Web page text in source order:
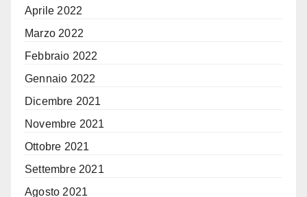
Aprile 2022
Marzo 2022
Febbraio 2022
Gennaio 2022
Dicembre 2021
Novembre 2021
Ottobre 2021
Settembre 2021
Agosto 2021